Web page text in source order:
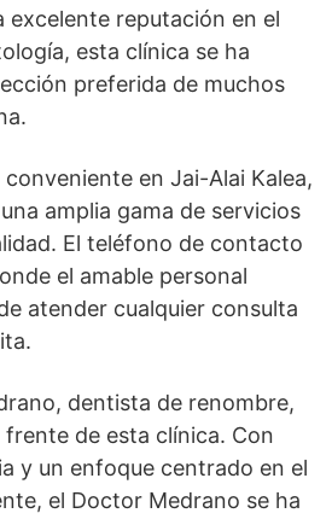
excelente reputación en el
esta clínica se ha
preferida de muchos
en Jai-Alai Kalea,
amplia gama de servicios
El teléfono de contacto
el amable personal
atender cualquier consulta
dentista de renombre,
de esta clínica. Con
y un enfoque centrado en el
el Doctor Medrano se ha